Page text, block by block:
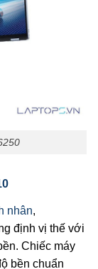
nhân,
định vị thế với
Chiếc máy
bền chuẩn